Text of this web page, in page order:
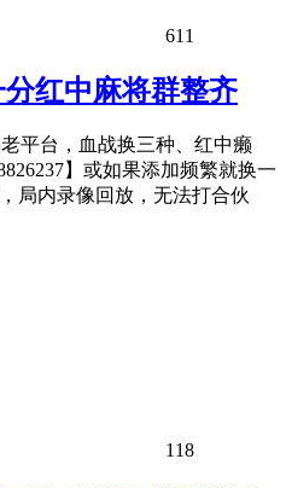
611
红中麻将群整齐
平台，血战换三种、红中癞
】或如果添加频繁就换一
局内录像回放，无法打合伙
118